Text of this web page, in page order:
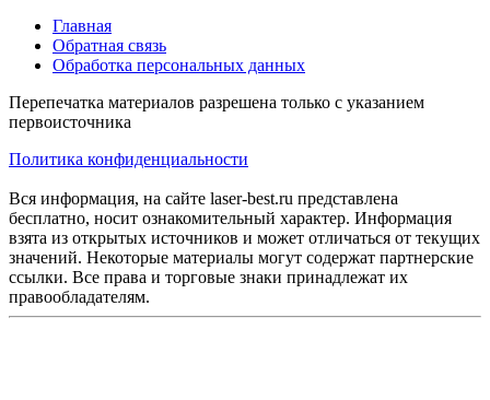
Главная
Обратная связь
Обработка персональных данных
Перепечатка материалов разрешена только с указанием
первоисточника
Политика конфиденциальности
Вся информация, на сайте laser-best.ru представлена
бесплатно, носит ознакомительный характер. Информация
взята из открытых источников и может отличаться от текущих
значений. Некоторые материалы могут содержат партнерские
ссылки. Все права и торговые знаки принадлежат их
правообладателям.